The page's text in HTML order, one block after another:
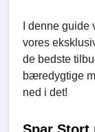
I denne
vores
de bedste
bæredygtige
ned i det!